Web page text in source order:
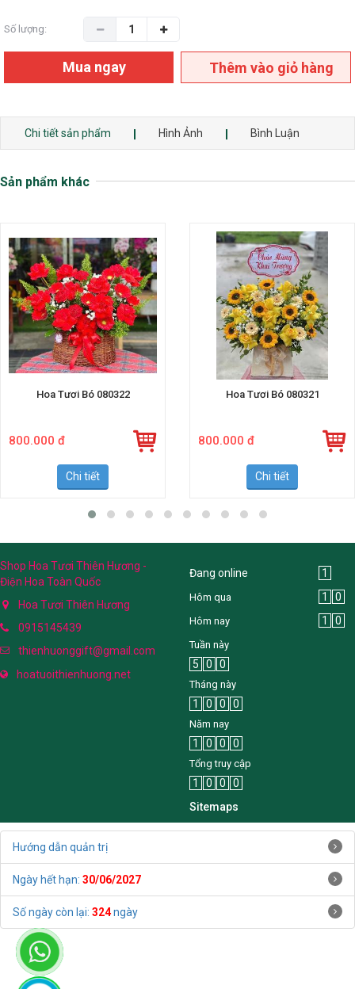
Số lượng:
Mua ngay Thêm vào giỏ hàng
Chi tiết sản phẩm Hình Ảnh Bình Luận
Sản phẩm khác
Hoa Tươi Bó 080322
800.000 đ
Chi tiết
Hoa Tươi Bó 080321
800.000 đ
Chi tiết
Shop Hoa Tươi Thiên Hương -
Điện Hoa Toàn Quốc
Hoa Tươi Thiên Hương
0915145439
thienhuonggift@gmail.com
hoatuoithienhuong.net
Đang online 1
Hôm qua 1 0
Hôm nay 1 0
Tuần này
5 0 0
Tháng này
1 0 0 0
Năm nay
1 0 0 0
Tổng truy cập
1 0 0
0
Sitemaps
Hướng dẫn quản trị
Ngày hết hạn: 30/06/2027
Số ngày còn lại: 324ngày